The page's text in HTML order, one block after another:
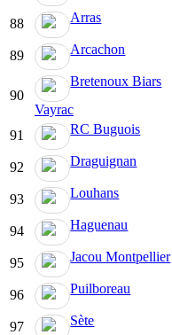
88 Arras
89 Arcachon
90
Bretenoux Biars
Vayrac
91 RC Buguois
92 Draguignan
93 Louhans
94 Haguenau
95 Jacou Montpellier
96 Puilboreau
97 Sète